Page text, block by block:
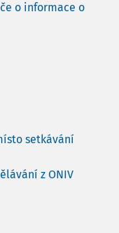
o informace o
setkávání
z ONIV